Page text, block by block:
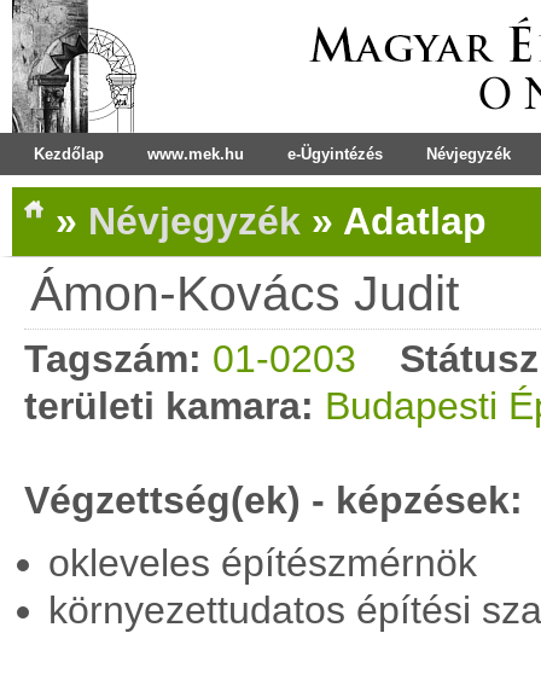
Kezdőlap www.mek.hu e-Ügyintézés Névjegyzék
» Névjegyzék » Adatlap
Ámon-Kovács Judit
Tagszám: 01-0203
területi kamara: Budapesti
Végzettség(ek) - képzések:
okleveles építészmérnök
környezettudatos építési